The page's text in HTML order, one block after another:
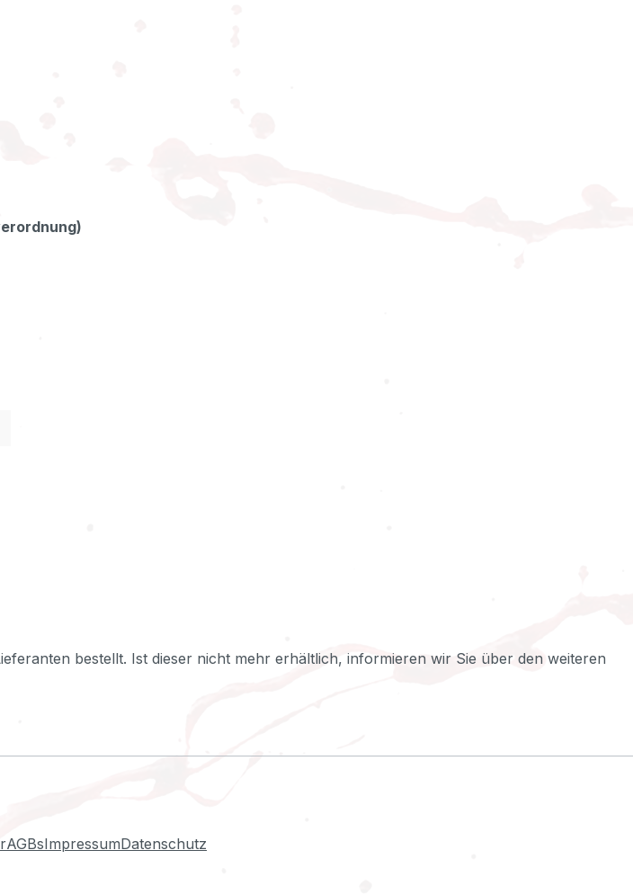
bestellt. Ist dieser nicht mehr erhältlich, informieren wir Sie über den weiteren
AGBsImpressumDatenschutz